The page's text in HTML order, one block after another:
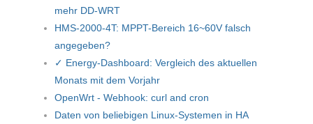
mehr DD-WRT
HMS-2000-4T: MPPT-Bereich 16~60V falsch
angegeben?
✓ Energy-Dashboard: Vergleich des aktuellen
Monats mit dem Vorjahr
OpenWrt - Webhook: curl and cron
Daten von beliebigen Linux-Systemen in HA